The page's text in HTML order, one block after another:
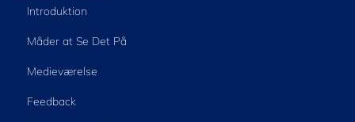
Introduktion
Måder at Se Det På
Medieværelse
Feedback